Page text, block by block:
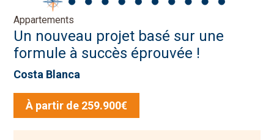
Appartements
Un nouveau projet basé sur une
formule à succès éprouvée !
Costa Blanca
À partir de 259.900€